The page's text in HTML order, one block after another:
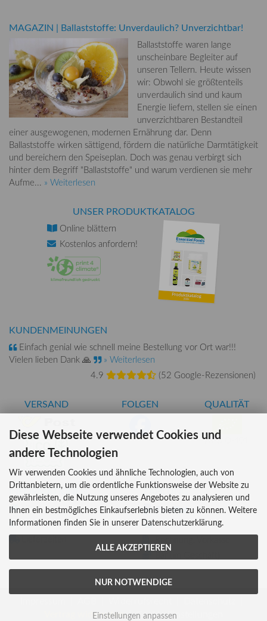
MAGAZIN | Ballaststoffe: Unverdaulich? Unverzichtbar!
Ballaststoffe waren lange
unscheinbare Begleiter auf
unseren Tellern. Heute wissen
wir: Obwohl sie größtenteils
unverdaulich sind und kaum
Energie liefern, stellen sie einen
unverzichtbaren Bestandteil
einer ausgewogenen, modernen Ernährung dar. Denn
Ballaststoffe wirken sättigend, fördern die natürliche Darmtätigkeit
und bereichern den Speiseplan. Doch was genau verbirgt sich
hinter dem Begriff "Ballaststoffe" und warum verdienen sie mehr
Aufme... » Weiterlesen
UNSER PRODUKTKATALOG
Online blättern
Kostenlos anfordern!
KUNDENMEINUNGEN
Einfach genial wie schnell meine Bestellung vor Ort war!!!
Vielen lieben Dank 🙏
» Weiterlesen
4.9
(52 Google-Rezensionen)
VERSAND FOLGEN QUALITÄT
AT-BIO-401
INFORMATIONEN
Über uns
Versandkosten
ZAHLUNG
Kreditkarte
Vertrag widerrufen
Cookie Einstellungen
Diese Webseite verwendet Cookies und
andere Technologien
Wir verwenden Cookies und ähnliche Technologien, auch von
Drittanbietern, um die ordentliche Funktionsweise der Website zu
gewährleisten, die Nutzung unseres Angebotes zu analysieren und
Ihnen ein bestmögliches Einkaufserlebnis bieten zu können. Weitere
Informationen finden Sie in unserer Datenschutzerklärung.
ALLE AKZEPTIEREN
NUR NOTWENDIGE
Einstellungen anpassen